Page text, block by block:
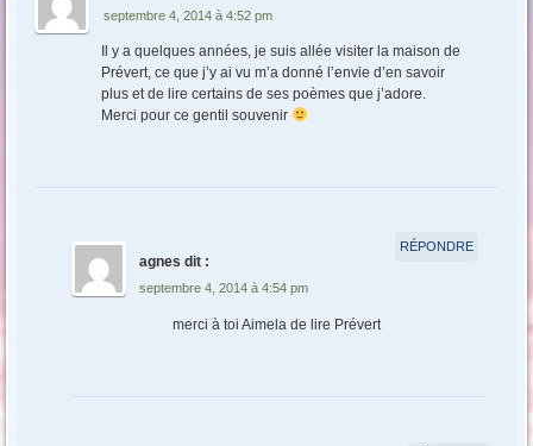
septembre 4, 2014 à 4:52 pm
Il y a quelques années, je suis allée visiter la maison de
Prévert, ce que j’y ai vu m’a donné l’envie d’en savoir
plus et de lire certains de ses poèmes que j’adore.
Merci pour ce gentil souvenir
agnes dit :
septembre 4, 2014 à 4:54 pm
merci à toi Aimela de lire Prévert
RÉPONDRE